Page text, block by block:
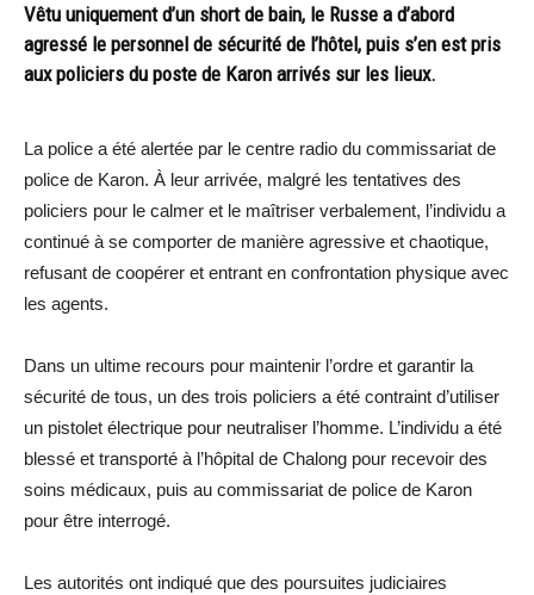
Vêtu uniquement d’un short de bain, le Russe a d’abord
agressé le personnel de sécurité de l’hôtel, puis s’en est pris
aux policiers du poste de Karon arrivés sur les lieux.
La police a été alertée par le centre radio du commissariat de
police de Karon. À leur arrivée, malgré les tentatives des
policiers pour le calmer et le maîtriser verbalement, l’individu a
continué à se comporter de manière agressive et chaotique,
refusant de coopérer et entrant en confrontation physique avec
les agents.
Dans un ultime recours pour maintenir l’ordre et garantir la
sécurité de tous, un des trois policiers a été contraint d’utiliser
un pistolet électrique pour neutraliser l’homme. L’individu a été
blessé et transporté à l’hôpital de Chalong pour recevoir des
soins médicaux, puis au commissariat de police de Karon
pour être interrogé.
Les autorités ont indiqué que des poursuites judiciaires